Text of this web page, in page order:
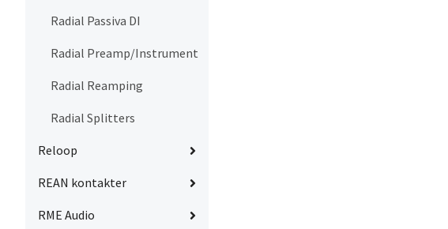
Radial Passiva DI
Radial Preamp/Instrument
Radial Reamping
Radial Splitters
Reloop
REAN kontakter
RME Audio